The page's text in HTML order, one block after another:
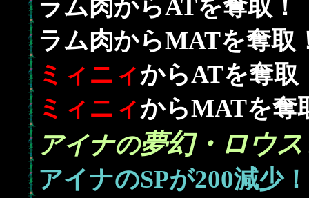
ラム肉からATを奪取！
ラム肉からMATを奪取
ミィニィからATを奪取
ミィニィからMATを奪
アイナの夢幻・ロウ
アイナのSPが200減少！